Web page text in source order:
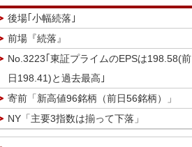
後場｢小幅続落｣
前場『続落』
No.3223｢東証プライムのEPSは198.58(前
日198.41)と過去最高｣
寄前「新高値96銘柄（前日56銘柄）」
NY「主要3指数は揃って下落」